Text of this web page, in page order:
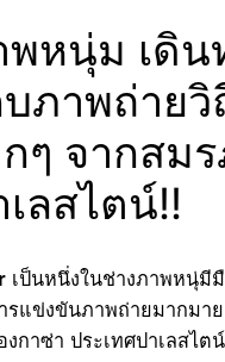
พหนุ่ม เดิน
บภาพถ่าย
ๆ จากสม
ลสไตน์!!
เป็นหนึ่งในช่างภาพหนุ่มี
รแข่งขันภาพถ่ายมากมา
งกาซ่า ประเทศปาเลสไตน์